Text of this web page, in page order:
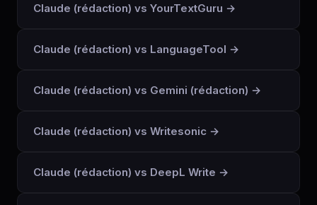
Claude (rédaction) vs YourTextGuru →
Claude (rédaction) vs LanguageTool →
Claude (rédaction) vs Gemini (rédaction) →
Claude (rédaction) vs Writesonic →
Claude (rédaction) vs DeepL Write →